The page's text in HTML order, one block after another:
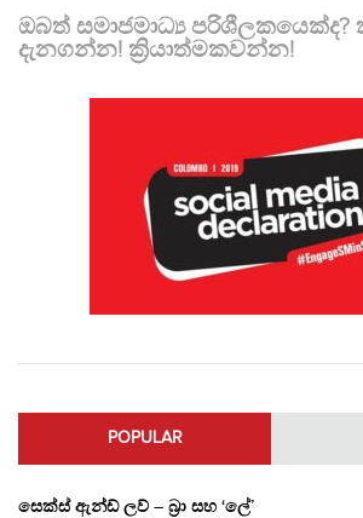
ඔබත් සමාජමාධ්‍ය
දැනගන්න! ක්‍රියාත්මකවන්න!
POPULAR
සෙක්ස් ඇන්ඩ් ලව් – බ්‍රා සහ ‘ලේ’